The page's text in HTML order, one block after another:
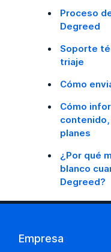
Proceso
Degreed
Soporte
triaje
Cómo
Cómo
planes
¿Por qué
blanco
Degreed?
Empresa